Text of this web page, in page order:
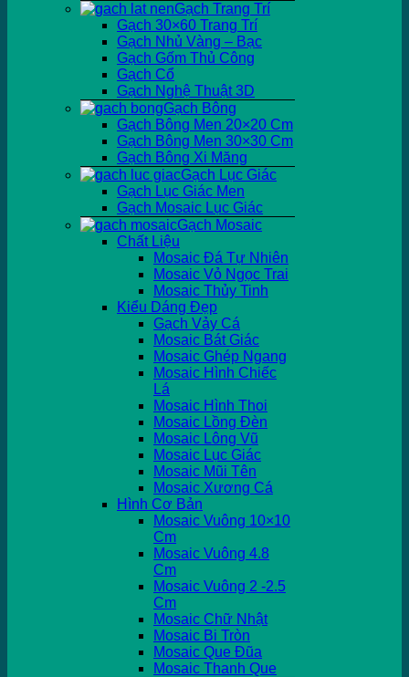
Gạch Trang Trí
Gạch 30×60 Trang Trí
Gạch Nhủ Vàng – Bạc
Gạch Gốm Thủ Công
Gạch Cổ
Gạch Nghệ Thuật 3D
Gạch Bông
Gạch Bông Men 20×20 Cm
Gạch Bông Men 30×30 Cm
Gạch Bông Xi Măng
Gạch Lục Giác
Gạch Lục Giác Men
Gạch Mosaic Lục Giác
Gạch Mosaic
Chất Liệu
Mosaic Đá Tự Nhiên
Mosaic Vỏ Ngọc Trai
Mosaic Thủy Tinh
Kiểu Dáng Đẹp
Gạch Vảy Cá
Mosaic Bát Giác
Mosaic Ghép Ngang
Mosaic Hình Chiếc
Lá
Mosaic Hình Thoi
Mosaic Lồng Đèn
Mosaic Lông Vũ
Mosaic Lục Giác
Mosaic Mũi Tên
Mosaic Xương Cá
Hình Cơ Bản
Mosaic Vuông 10×10
Cm
Mosaic Vuông 4.8
Cm
Mosaic Vuông 2 -2.5
Cm
Mosaic Chữ Nhật
Mosaic Bi Tròn
Mosaic Que Đũa
Mosaic Thanh Que